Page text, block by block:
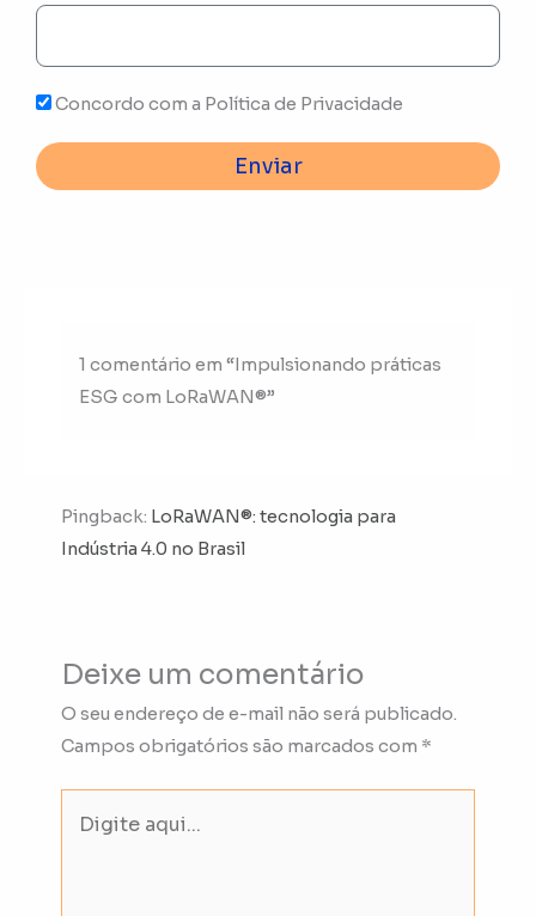
Concordo com a Política de Privacidade
Enviar
1 comentário em “Impulsionando práticas
ESG com LoRaWAN®”
Pingback: LoRaWAN®: tecnologia para
Indústria 4.0 no Brasil
Deixe um comentário
O seu endereço de e-mail não será publicado.
Campos obrigatórios são marcados com *
aqui...